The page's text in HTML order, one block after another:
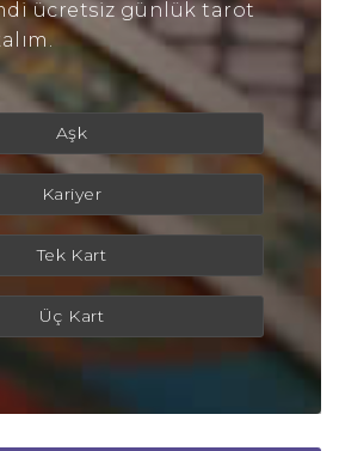
ücretsiz günlük tarot
Aşk
Kariyer
Tek Kart
Üç Kart